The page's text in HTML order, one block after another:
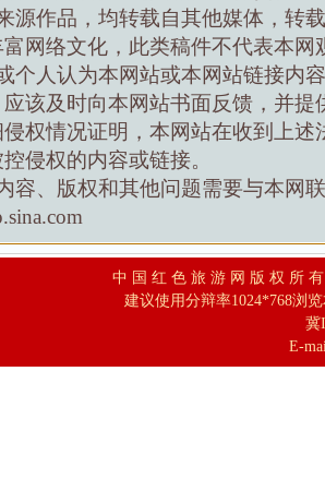
源作品，均转载自其他媒体，转
网络文化，此类稿件不代表本网
个人认为本网站或本网站链接内
该及时向本网站书面反馈，并提
侵权情况证明，本网站在收到上述
侵权的内容或链接。
容、版权和其他问题需要与本网
中 国 红 色 旅 游 网 版 权 所
建议使用分辩率1024*768浏
冀
E-